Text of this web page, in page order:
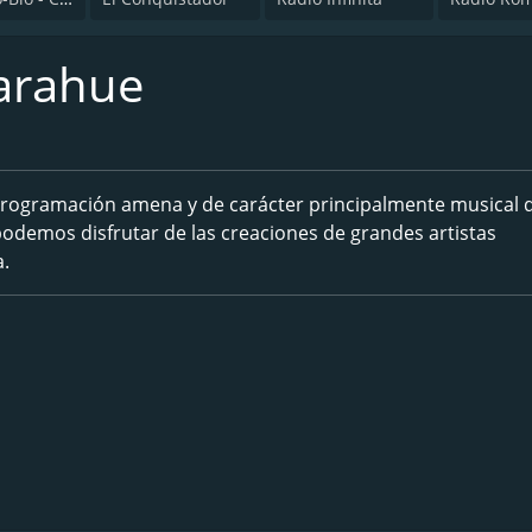
amena y de carácter principalmente musical
disfrutar de las creaciones de grandes artistas